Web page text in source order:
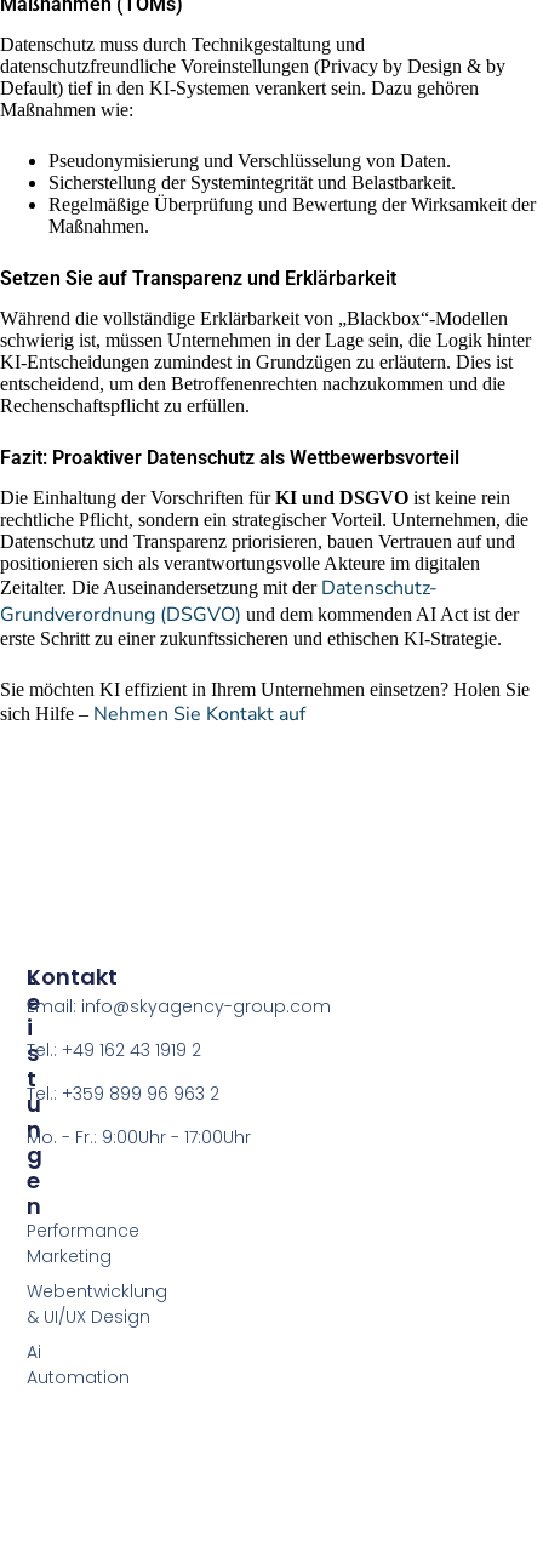
Maßnahmen (TOMs)
Datenschutz muss durch Technikgestaltung und
datenschutzfreundliche Voreinstellungen (Privacy by Design & by
Default) tief in den KI-Systemen verankert sein. Dazu gehören
Maßnahmen wie:
Pseudonymisierung und Verschlüsselung von Daten.
Sicherstellung der Systemintegrität und Belastbarkeit.
Regelmäßige Überprüfung und Bewertung der Wirksamkeit der
Maßnahmen.
Setzen Sie auf Transparenz und Erklärbarkeit
Während die vollständige Erklärbarkeit von „Blackbox“-Modellen
schwierig ist, müssen Unternehmen in der Lage sein, die Logik hinter
KI-Entscheidungen zumindest in Grundzügen zu erläutern. Dies ist
entscheidend, um den Betroffenenrechten nachzukommen und die
Rechenschaftspflicht zu erfüllen.
Fazit: Proaktiver Datenschutz als Wettbewerbsvorteil
Die Einhaltung der Vorschriften fürKI und DSGVO ist keine rein
rechtliche Pflicht, sondern ein strategischer Vorteil. Unternehmen, die
Datenschutz und Transparenz priorisieren, bauen Vertrauen auf und
positionieren sich als verantwortungsvolle Akteure im digitalen
Zeitalter. Die Auseinandersetzung mit der Datenschutz-
Grundverordnung (DSGVO) und dem kommenden AI Act ist der
erste Schritt zu einer zukunftssicheren und ethischen KI-Strategie.
Sie möchten KI effizient in Ihrem Unternehmen einsetzen? Holen Sie
sich Hilfe – Nehmen Sie Kontakt auf
L
E
I
S
T
U
N
G
E
N
Performance
Marketing
Webentwicklung
& UI/UX Design
Ai
Automation
Kontakt
Email: info@skyagency-group.com
Tel.: +49 162 43 1919 2
Tel.: +359 899 96 963 2
Mo. - Fr.: 9:00Uhr - 17:00Uhr